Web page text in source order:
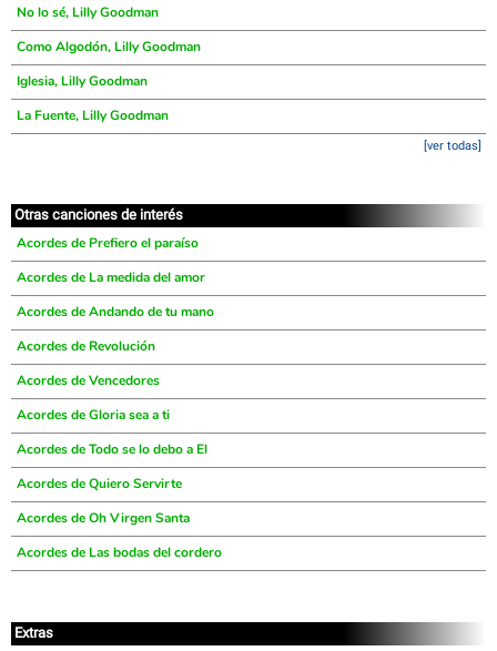
No lo sé, Lilly Goodman
Como Algodón, Lilly Goodman
Iglesia, Lilly Goodman
La Fuente, Lilly Goodman
[ver todas]
Otras canciones de interés
Acordes de Prefiero el paraíso
Acordes de La medida del amor
Acordes de Andando de tu mano
Acordes de Revolución
Acordes de Vencedores
Acordes de Gloria sea a ti
Acordes de Todo se lo debo a El
Acordes de Quiero Servirte
Acordes de Oh Virgen Santa
Acordes de Las bodas del cordero
Extras